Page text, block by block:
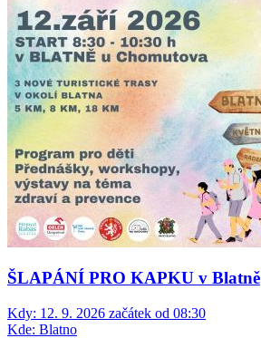
ŠLAPÁNÍ PRO KAPKU v Blatně
Kdy: 12. 9. 2026 začátek od 08:30
Kde: Blatno